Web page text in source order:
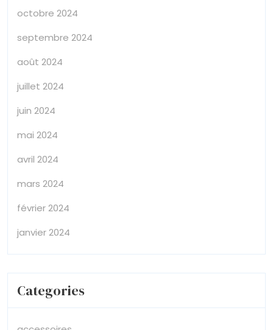
octobre 2024
septembre 2024
août 2024
juillet 2024
juin 2024
mai 2024
avril 2024
mars 2024
février 2024
janvier 2024
Categories